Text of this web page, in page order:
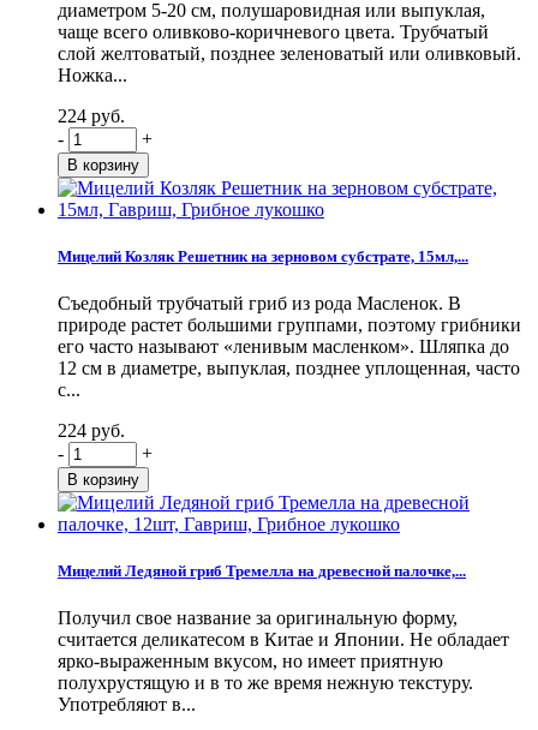
диаметром 5-20 см, полушаровидная или выпуклая,
чаще всего оливково-коричневого цвета. Трубчатый
слой желтоватый, позднее зеленоватый или оливковый.
Ножка...
224 руб.
-
+
Мицелий Козляк Решетник на зерновом субстрате, 15мл,...
Съедобный трубчатый гриб из рода Масленок. В
природе растет большими группами, поэтому грибники
его часто называют «ленивым масленком». Шляпка до
12 см в диаметре, выпуклая, позднее уплощенная, часто
с...
224 руб.
-
+
Мицелий Ледяной гриб Тремелла на древесной палочке,...
Получил свое название за оригинальную форму,
считается деликатесом в Китае и Японии. Не обладает
ярко-выраженным вкусом, но имеет приятную
полухрустящую и в то же время нежную текстуру.
Употребляют в...